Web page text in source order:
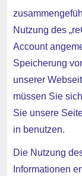
Nutzung des
Account
Speicherung
unserer
müssen Sie
Sie unsere
in benutzen.
Die Nutzung
Informationen